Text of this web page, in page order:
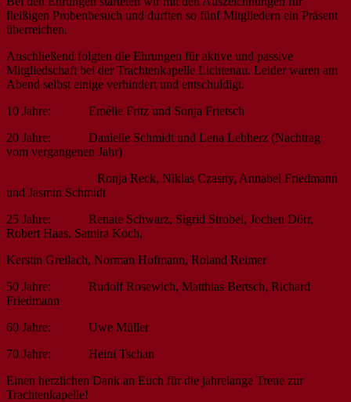
fleißigen Probenbesuch und durften so fünf Mitgliedern ein Präsent
überreichen.
Anschließend folgten die Ehrungen für aktive und passive
Mitgliedschaft bei der Trachtenkapelle Lichtenau. Leider waren am
Abend selbst einige verhindert und entschuldigt.
10 Jahre: Emélie Fritz und Sonja Frietsch
20 Jahre: Danielle Schmidt und Lena Lebherz (Nachtrag
vom vergangenen Jahr)
Ronja Reck, Niklas Czasny, Annabel Friedmann
und Jasmin Schmidt
25 Jahre: Renate Schwarz, Sigrid Strobel, Jochen Dörr,
Robert Haas, Samira Koch,
Kerstin Greilach, Norman Hofmann, Roland Reimer
50 Jahre: Rudolf Rosewich, Matthias Bertsch, Richard
Friedmann
60 Jahre: Uwe Müller
70 Jahre: Heini Tschan
Einen herzlichen Dank an Euch für die jahrelange Treue zur
Trachtenkapelle!